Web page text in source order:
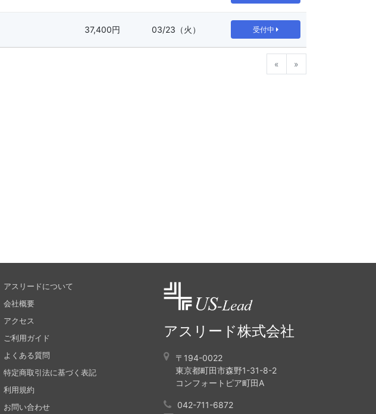
37,400円 03/23（火） 受付中
« 前へ»
アスリードについて
会社概要
アクセス
ご利用ガイド
よくある質問
特定商取引法に基づく表記
利用規約
お問い合わせ
アスリード株式会社
〒194-0022
東京都町田市森野1-31-8-2
コンフォートピア町田A
042-711-6872